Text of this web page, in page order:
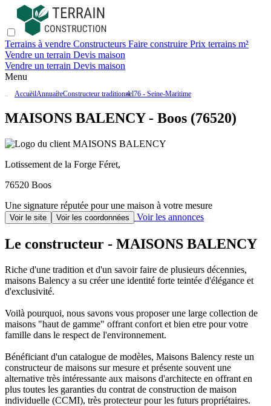
Terrains à vendre Constructeurs Faire construire Prix terrains m²
Vendre un terrain Devis maison
Vendre un terrain Devis maison
Menu
AccueilAnnuaireConstructeur traditionnel76 - Seine-Maritime
MAISONS BALENCY - Boos (76520)
Lotissement de la Forge Féret,
76520 Boos
Une signature réputée pour une maison à votre mesure
Voir le site Voir les coordonnées Voir les annonces
Le constructeur - MAISONS BALENCY
Riche d'une tradition et d'un savoir faire de plusieurs décennies,
maisons Balency a su créer une identité forte teintée d'élégance et
d'exclusivité.
Voilà pourquoi, nous savons vous proposer une large collection de
maisons "haut de gamme" offrant confort et bien etre pour votre
famille dans le respect de l'environnement.
Bénéficiant d'un catalogue de modèles, Maisons Balency reste un
constructeur de maisons sur mesure et présente souvent une
alternative très intéressante aux maisons d'architecte en offrant en
plus toutes les garanties du contrat de construction de maison
individuelle (CCMI), très protecteur pour les futurs propriétaires.